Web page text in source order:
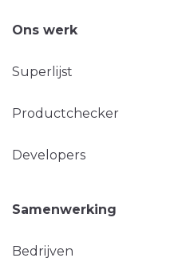
Ons werk
Superlijst
Productchecker
Developers
Samenwerking
Bedrijven